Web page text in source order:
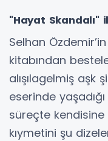
"Hayat Skandalı"
Selhan Özdemir’in
kitabından
alışılagelmiş aşk
eserinde
süreçte
kıymetini şu